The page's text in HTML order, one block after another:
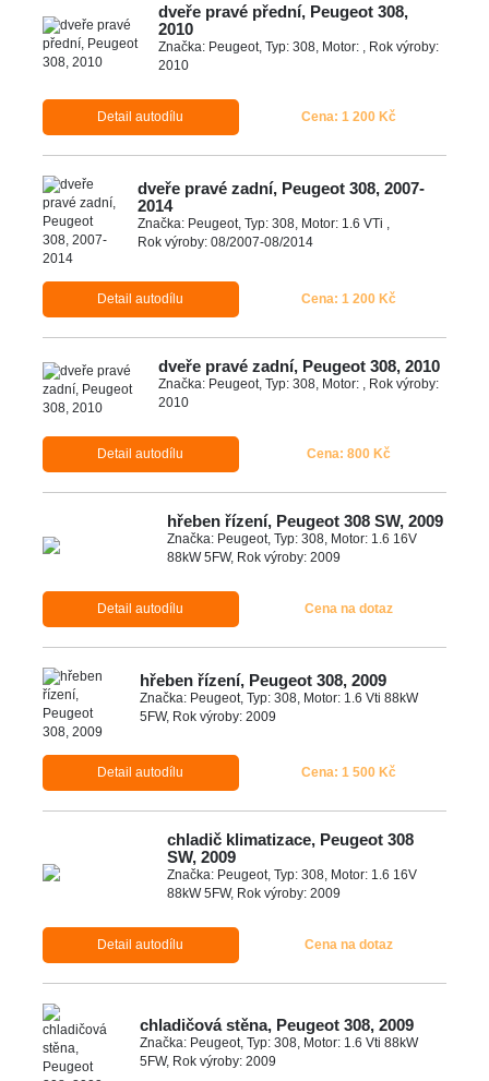
dveře pravé přední, Peugeot 308,
2010
Značka: Peugeot, Typ: 308, Motor: , Rok výroby:
2010
Detail autodílu Cena: 1 200 Kč
dveře pravé zadní, Peugeot 308, 2007-
2014
Značka: Peugeot, Typ: 308, Motor: 1.6 VTi ,
Rok výroby: 08/2007-08/2014
Detail autodílu Cena: 1 200 Kč
dveře pravé zadní, Peugeot 308, 2010
Značka: Peugeot, Typ: 308, Motor: , Rok výroby:
2010
Detail autodílu Cena: 800 Kč
hřeben řízení, Peugeot 308 SW, 2009
Značka: Peugeot, Typ: 308, Motor: 1.6 16V
88kW 5FW, Rok výroby: 2009
Detail autodílu Cena na dotaz
hřeben řízení, Peugeot 308, 2009
Značka: Peugeot, Typ: 308, Motor: 1.6 Vti 88kW
5FW, Rok výroby: 2009
Detail autodílu Cena: 1 500 Kč
chladič klimatizace, Peugeot 308
SW, 2009
Značka: Peugeot, Typ: 308, Motor: 1.6 16V
88kW 5FW, Rok výroby: 2009
Detail autodílu Cena na dotaz
chladičová stěna, Peugeot 308, 2009
Značka: Peugeot, Typ: 308, Motor: 1.6 Vti 88kW
5FW, Rok výroby: 2009